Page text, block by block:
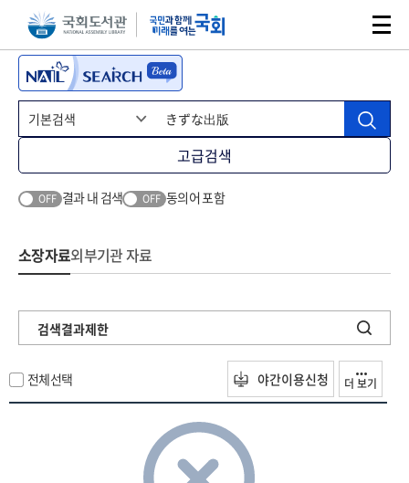
본문 바로가기주메뉴 바로가기
고급검색
OFF 결과 내 검색 OFF 동의어 포함
소장자료외부기관 자료
검색결과제한
전체선택 야간이용신청 더 보기